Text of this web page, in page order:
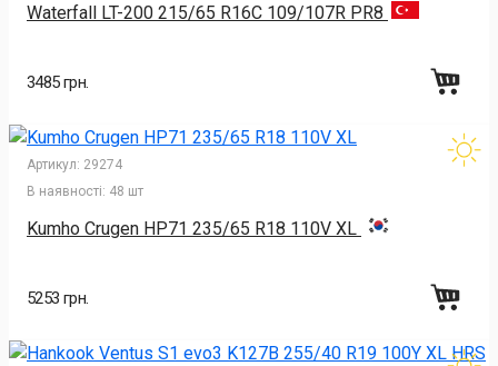
Waterfall LT-200 215/65 R16C 109/107R PR8
3485 грн.
Артикул: 29274
В наявності: 48 шт
Kumho Crugen HP71 235/65 R18 110V XL
5253 грн.